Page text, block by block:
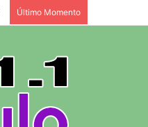
Último Momento